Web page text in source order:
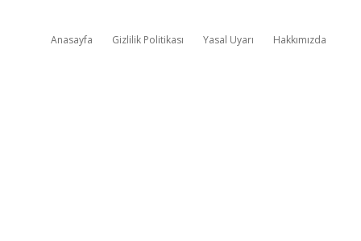
Anasayfa Gizlilik Politikası Yasal Uyarı Hakkımızda